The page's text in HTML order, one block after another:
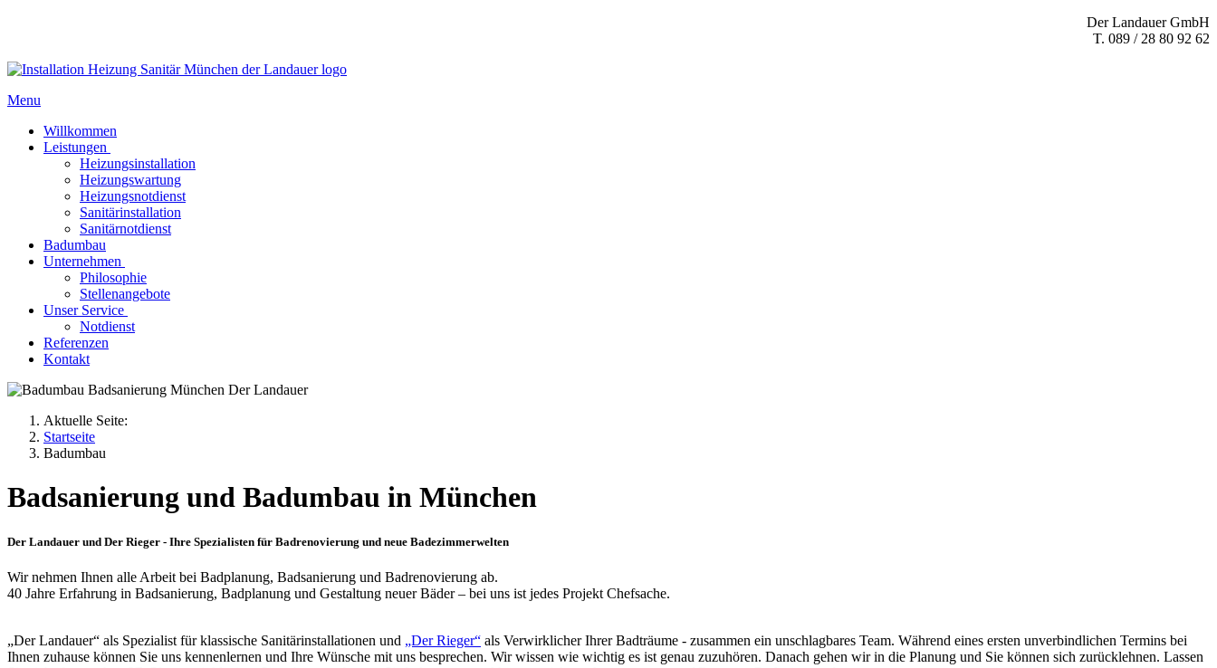
Der Landauer GmbH
T. 089 / 28 80 92 62
Menu
Willkommen
Leistungen
Heizungsinstallation
Heizungswartung
Heizungsnotdienst
Sanitärinstallation
Sanitärnotdienst
Badumbau
Unternehmen
Philosophie
Stellenangebote
Unser Service
Notdienst
Referenzen
Kontakt
Aktuelle Seite:
Startseite
Badumbau
Badsanierung und Badumbau in München
Der Landauer und Der Rieger - Ihre Spezialisten für Badrenovierung und neue Badezimmerwelten
Wir nehmen Ihnen alle Arbeit bei Badplanung, Badsanierung und Badrenovierung ab.
40 Jahre Erfahrung in Badsanierung, Badplanung und Gestaltung neuer Bäder – bei uns ist jedes Projekt Chefsache.
„Der Landauer“ als Spezialist für klassische Sanitärinstallationen und „Der Rieger“ als Verwirklicher Ihrer Badträume - zusammen ein unschlagbares Team. Während eines ersten unverbindlichen Termins bei
Ihnen zuhause können Sie uns kennenlernen und Ihre Wünsche mit uns besprechen. Wir wissen wie wichtig es ist genau zuzuhören. Danach gehen wir in die Planung und Sie können sich zurücklehnen. Lassen